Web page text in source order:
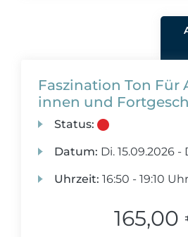
Faszination Ton Für
innen und
Status:
Datum: Di. 15.09.2026 -
Uhrzeit: 16:50 - 19:10 Uhr
165,00